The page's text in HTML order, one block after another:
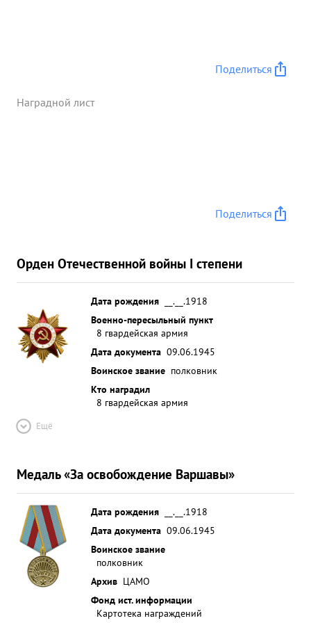
Поделиться
Наградной лист
Поделиться
Орден Отечественной войны I степени
Дата рождения
__.__.1918
Военно-пересыльный пункт
8 гвардейская армия
Дата документа 09.06.1945
Воинское звание полковник
Кто наградил
8 гвардейская армия
Ещё
Медаль «За освобождение Варшавы»
Дата рождения
__.__.1918
Дата документа 09.06.1945
Воинское звание
полковник
Архив ЦАМО
Фонд ист. информации
Картотека награждений